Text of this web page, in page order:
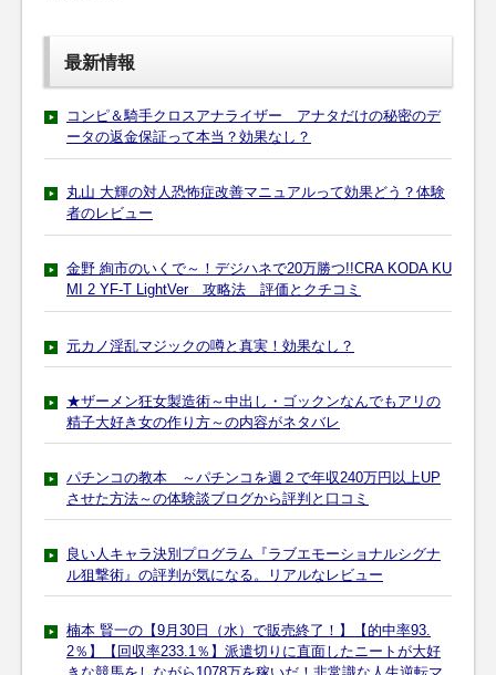
最新情報
コンピ＆騎手クロスアナライザー アナタだけの秘密のデ
ータの返金保証って本当？効果なし？
丸山 大輝の対人恐怖症改善マニュアルって効果どう？体験
者のレビュー
金野 絢市のいくで～！デジハネで20万勝つ!!CRA KODA KU
MI 2 YF-T LightVer 攻略法 評価とクチコミ
元カノ淫乱マジックの噂と真実！効果なし？
★ザーメン狂女製造術～中出し・ゴックンなんでもアリの
精子大好き女の作り方～の内容がネタバレ
パチンコの教本 ～パチンコを週２で年収240万円以上UP
させた方法～の体験談ブログから評判と口コミ
良い人キャラ決別プログラム『ラブエモーショナルシグナ
ル狙撃術』の評判が気になる。リアルなレビュー
楠本 賢一の【9月30日（水）で販売終了！】【的中率93.
2％】【回収率233.1％】派遣切りに直面したニートが大好